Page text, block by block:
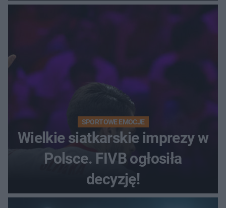
SPORTOWE EMOCJE
Wielkie siatkarskie imprezy w
Polsce. FIVB ogłosiła
decyzję!